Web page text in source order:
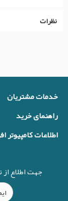
نظرات
خدمات مشتریان
راهنمای خرید
اطلاعات کامپیوتر
جهت اطلاع